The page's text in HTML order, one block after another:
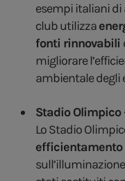
esempi italiani di
club utilizza
fonti rinnovabili
migliorare
ambientale degli
Stadio Olimpico
Lo Stadio
efficientamento